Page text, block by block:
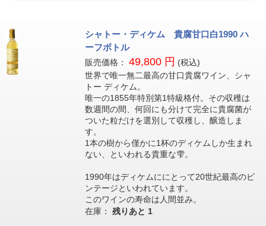
シャトー・ディケム 貴腐甘口白1990 ハ
ーフボトル
販売価格： 49,800 円 (税込)
世界で唯一無二最高の甘口貴腐ワイン、シャ
トー ディケム。
唯一の1855年特別第1特級格付。その収穫は
数週間の間、何回にも分けて完全に貴腐菌が
ついた粒だけを選別して収穫し、醸造しま
す。
1本の樹から僅かに1杯のディケムしか生まれ
ない、といわれる貴重な雫。
1990年はディケムににとって20世紀最高のビ
ンテージといわれています。
このワインの寿命は人間並み。
在庫： 残りあと 1